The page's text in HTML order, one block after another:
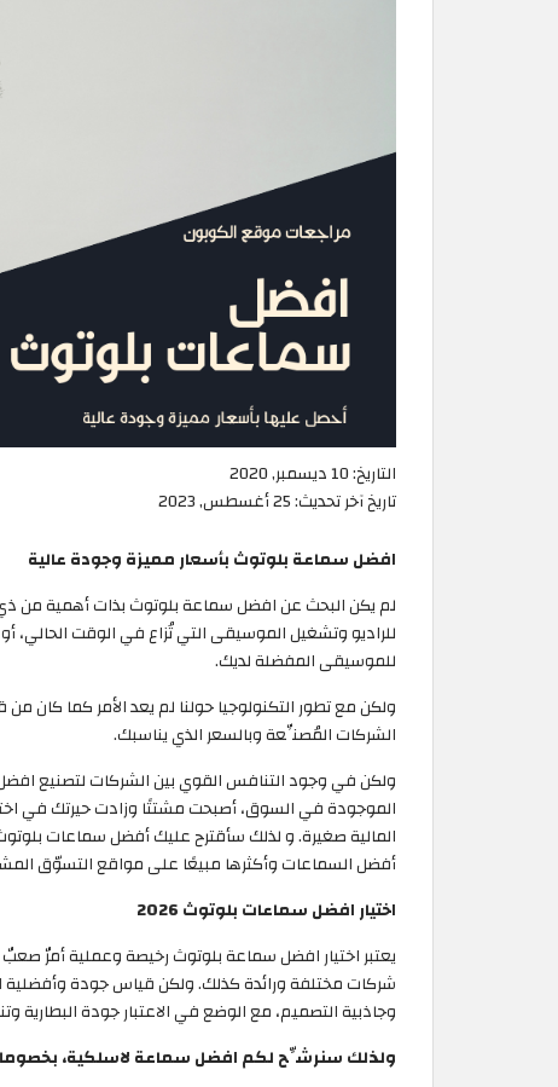
التاريخ:10 ديسمبر, 2020
تاريخ آخر تحديث:25 أغسطس, 2023
افضل سماعة بلوتوث بأسعار مميزة وجودة عالية
لم يكن البحث عن افضل سماعة بلوتوث بذات أهمية من
للراديو وتشغيل الموسيقى التي تُزاع في الوقت
للموسيقى المفضلة لديك.
ولكن مع تطور التكنولوجيا حولنا لم يعد الأمر كما كان
الشركات المُصنِّعة وبالسعر الذي يناسبك.
ولكن في وجود التنافس القوي بين الشركات لتصنيع
الموجودة في السوق، أصبحت مشتتًا وزادت حيرتك في
أفضل السماعات وأكثرها مبيعًا على مواقع التسوّق
اختيار افضل سماعات بلوتوث 2026
يعتبر اختيار افضل سماعة بلوتوث رخيصة وعملية أمرٌ
شركات مختلفة ورائدة كذلك. ولكن قياس جودة
وجاذبية التصميم، مع الوضع في الاعتبار جودة البطارية
ولذلك سنرشِّح لكم افضل سماعة لاسلكية،